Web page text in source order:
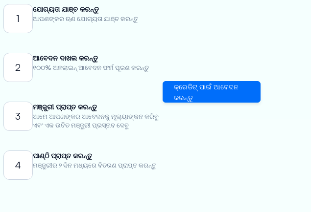
1
ଯୋଗ୍ୟତା ଯାଞ୍ଚ କରନ୍ତୁ
ଆପଣଙ୍କର ଋଣ ଯୋଗ୍ୟତା ଯାଞ୍ଚ କରନ୍ତୁ
2
ଆବେଦନ ଦାଖଲ କରନ୍ତୁ
୧୦୦% ଅନଲାଇନ୍ ଆବେଦନ ଫର୍ମ ପୂରଣ କରନ୍ତୁ
3
ମଞ୍ଜୁରୀ ପ୍ରାପ୍ତ କରନ୍ତୁ
ଆମେ ଆପଣଙ୍କର ଆବେଦନକୁ ମୂଲ୍ୟାଙ୍କନ କରିବୁ
ଏବଂ ଏକ ଉଚିତ ମଞ୍ଜୁରୀ ପ୍ରସ୍ତାବ ଦେବୁ
4
ପାଣ୍ଠି ପ୍ରାପ୍ତ କରନ୍ତୁ
ମଞ୍ଜୁରୀର ୨ ଦିନ ମଧ୍ୟରେ ବିତରଣ ପ୍ରାପ୍ତ କରନ୍ତୁ
କ୍ରେଡିଟ୍ ପାଇଁ ଆବେଦନ
କରନ୍ତୁ